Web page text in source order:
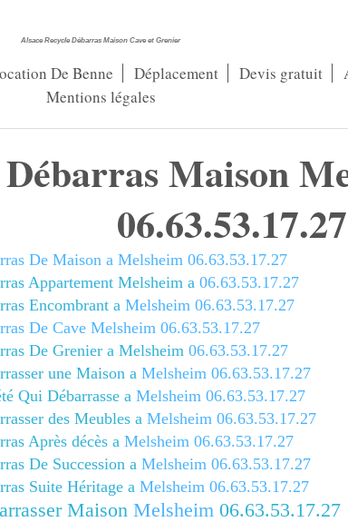
Alsace Recycle Débarras Maison Cave et Grenier
De Benne Déplacement Devis gratuit
Mentions légales
Débarras Maison
06.63.53.17.27
De Maison a Melsheim06.63.53.17.27
Appartement Melsheim a06.63.53.17.27
Encombrant a Melsheim06.63.53.17.27
De Cave Melsheim 06.63.53.17.27
De Grenier a Melsheim 06.63.53.17.27
une Maison a Melsheim 06.63.53.17.27
Qui Débarrasse a Melsheim 06.63.53.17.27
des Meubles a Melsheim06.63.53.17.27
Après décès a Melsheim06.63.53.17.27
De Succession a Melsheim06.63.53.17.27
Suite Héritage aMelsheim06.63.53.17.27
Maison Melsheim06.63.53.17.27